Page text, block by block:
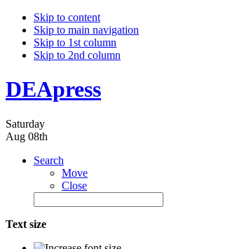
Skip to content
Skip to main navigation
Skip to 1st column
Skip to 2nd column
DEApress
Saturday
Aug 08th
Search
Move
Close
Text size